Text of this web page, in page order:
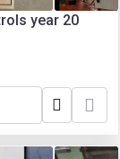
year 20